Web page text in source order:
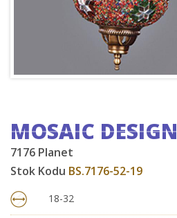
MOSAIC DESIGN
7176 Planet
Stok Kodu BS.7176-52-19
18-32